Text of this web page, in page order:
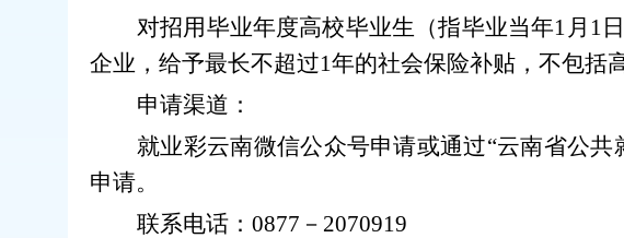
对招用毕业年度高校毕业生（指毕业当年1 月 1
企业，给予最长不超过1年的社会保险补贴，不包括
申请渠道：
就业彩云南微信公众号申请或通过“云南省公共
申请。
联系电话： 0877 － 2070919